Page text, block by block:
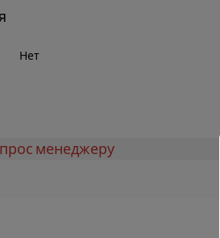
Нет
менеджеру